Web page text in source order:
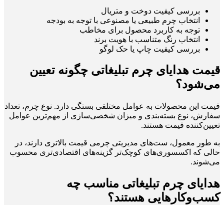
بررسی کیفیت دوخت و متریال
انتخاب چرم طبیعی یا مصنوعی با توجه به بودجه
توجه به کاربرد محصول برای مخاطب
انتخاب رنگ متناسب با هویت برند
بررسی کیفیت چاپ یا حک لوگو
قیمت هدایای چرم تبلیغاتی چگونه تعیین
می‌شود؟
قیمت این محصولات به عوامل مختلفی بستگی دارد. نوع چرم، تعداد
سفارش، نوع بسته‌بندی و میزان شخصی‌سازی از مهم‌ترین عوامل
تعیین‌کننده قیمت هستند.
به طور معمول، ست‌های مدیریتی چرمی قیمت بالاتری دارند، در
حالی که اکسسوری‌های کوچک‌تر گزینه‌های اقتصادی‌تری محسوب
می‌شوند.
هدایای چرم تبلیغاتی مناسب چه
کسب‌وکارهایی هستند؟